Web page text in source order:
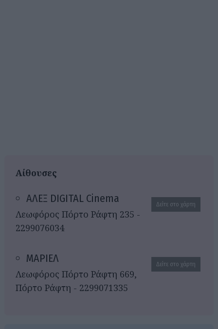
Αίθουσες
Δείτε στο χάρτη
ΑΛΕΞ DIGITAL Cinema
Λεωφόρος Πόρτο Ράφτη 235 -
2299076034
Δείτε στο χάρτη
ΜΑΡΙΕΛ
Λεωφόρος Πόρτο Ράφτη 669,
Πόρτο Ράφτη - 2299071335